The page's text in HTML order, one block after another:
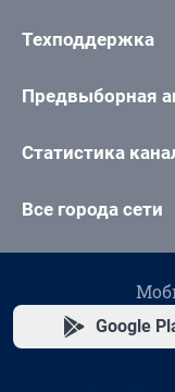
Техподдержка
Предвыборная
Статистика
Все города сети
Google